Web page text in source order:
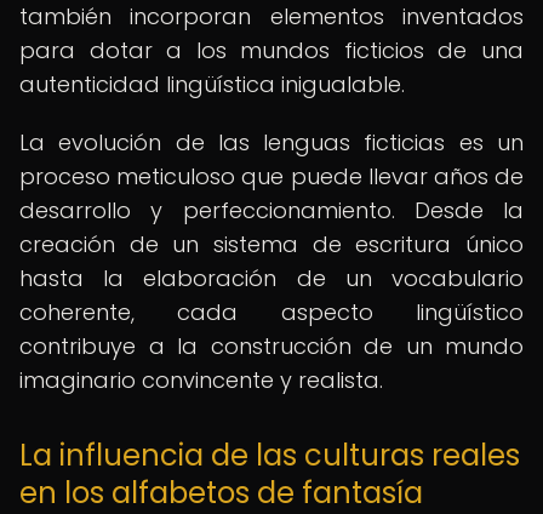
también incorporan elementos inventados
para dotar a los mundos ficticios de una
autenticidad lingüística inigualable.
La evolución de las lenguas ficticias es un
proceso meticuloso que puede llevar años de
desarrollo y perfeccionamiento. Desde la
creación de un sistema de escritura único
hasta la elaboración de un vocabulario
coherente, cada aspecto lingüístico
contribuye a la construcción de un mundo
imaginario convincente y realista.
La influencia de las culturas reales
en los alfabetos de fantasía